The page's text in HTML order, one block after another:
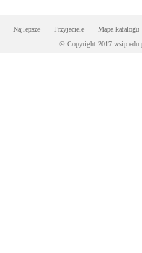
Najlepsze Przyjaciele
Mapa katalogu
© Copyright 2017